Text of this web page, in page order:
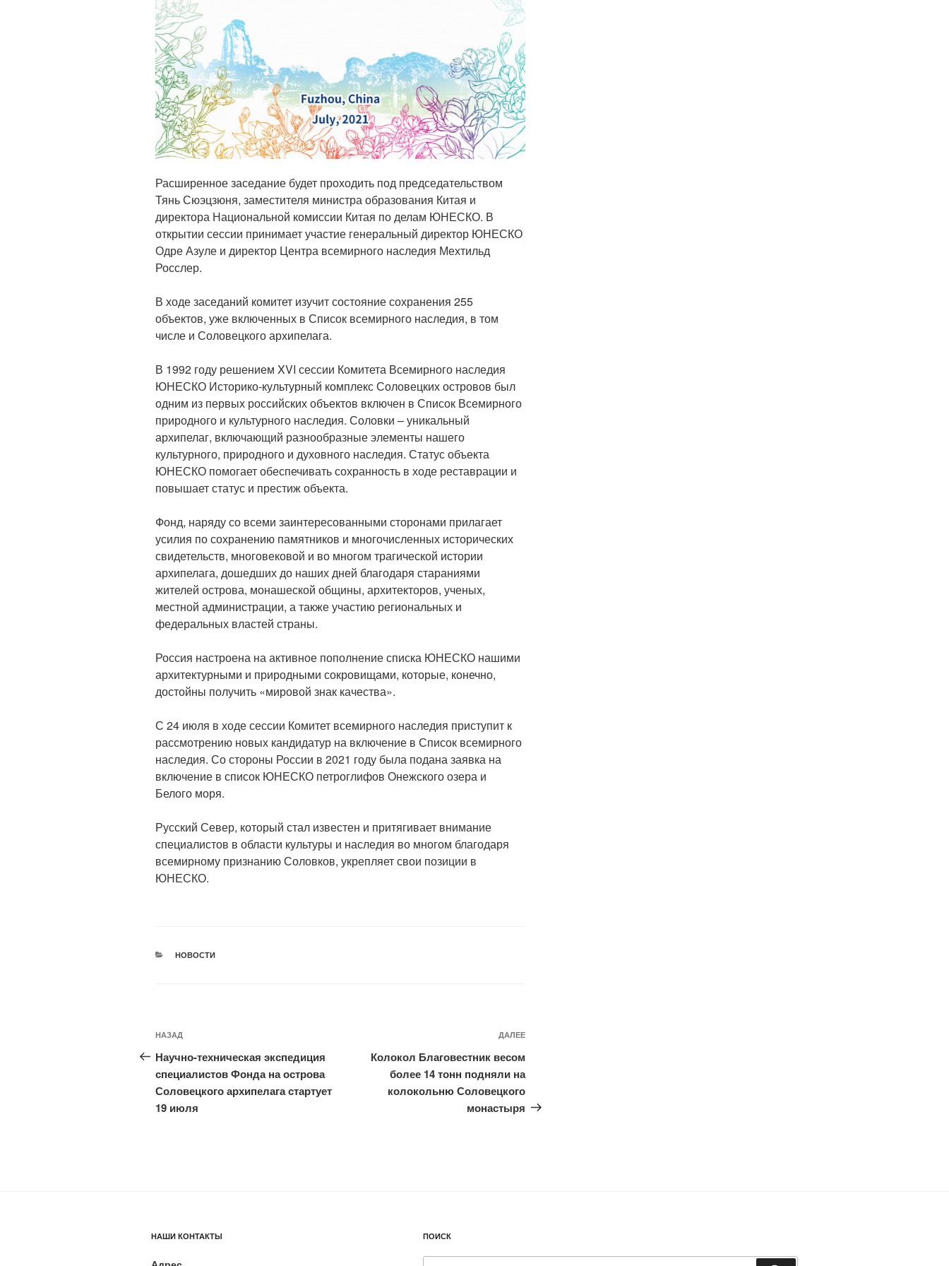
Расширенное заседание будет проходить под председательством
Тянь Сюэцзюня, заместителя министра образования Китая и
директора Национальной комиссии Китая по делам ЮНЕСКО. В
открытии сессии принимает участие генеральный директор ЮНЕСКО
Одре Азуле и директор Центра всемирного наследия Мехтильд
Росслер.
В ходе заседаний комитет изучит состояние сохранения 255
объектов, уже включенных в Список всемирного наследия, в том
числе и Соловецкого архипелага.
В 1992 году решением XVI сессии Комитета Всемирного наследия
ЮНЕСКО Историко-культурный комплекс Соловецких островов был
одним из первых российских объектов включен в Список Всемирного
природного и культурного наследия. Соловки – уникальный
архипелаг, включающий разнообразные элементы нашего
культурного, природного и духовного наследия. Статус объекта
ЮНЕСКО помогает обеспечивать сохранность в ходе реставрации и
повышает статус и престиж объекта.
Фонд, наряду со всеми заинтересованными сторонами прилагает
усилия по сохранению памятников и многочисленных исторических
свидетельств, многовековой и во многом трагической истории
архипелага, дошедших до наших дней благодаря стараниями
жителей острова, монашеской общины, архитекторов, ученых,
местной администрации, а также участию региональных и
федеральных властей страны.
Россия настроена на активное пополнение списка ЮНЕСКО нашими
архитектурными и природными сокровищами, которые, конечно,
достойны получить «мировой знак качества».
С 24 июля в ходе сессии Комитет всемирного наследия приступит к
рассмотрению новых кандидатур на включение в Список всемирного
наследия. Со стороны России в 2021 году была подана заявка на
включение в список ЮНЕСКО петроглифов Онежского озера и
Белого моря.
Русский Север, который стал известен и притягивает внимание
специалистов в области культуры и наследия во многом благодаря
всемирному признанию Соловков, укрепляет свои позиции в
ЮНЕСКО.
РУБРИКИ
НОВОСТИ
Навигация
по
записям
Предыдущая
запись:
НАЗАД
Научно-техническая экспедиция
специалистов Фонда на острова
Соловецкого архипелага стартует
19 июля
ДАЛЕЕ
Колокол Благовестник весом
более 14 тонн подняли на
колокольню Соловецкого
монастыря
НАШИ КОНТАКТЫ ПОИСК